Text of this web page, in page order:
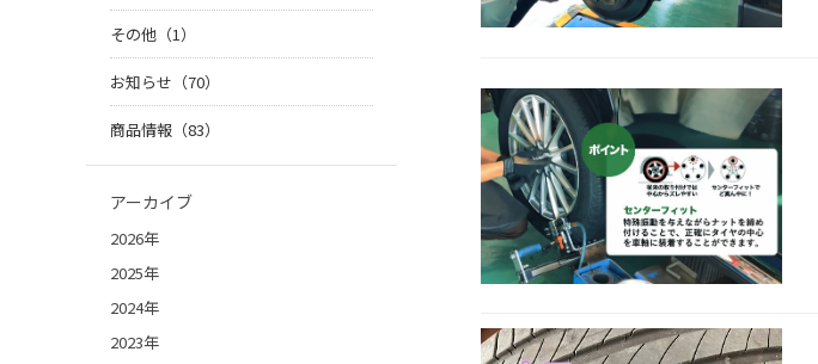
その他（1）
お知らせ（70）
商品情報（83）
アーカイブ
2026年
2025年
2024年
2023年